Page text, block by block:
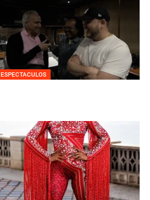
ESPECTACULOS